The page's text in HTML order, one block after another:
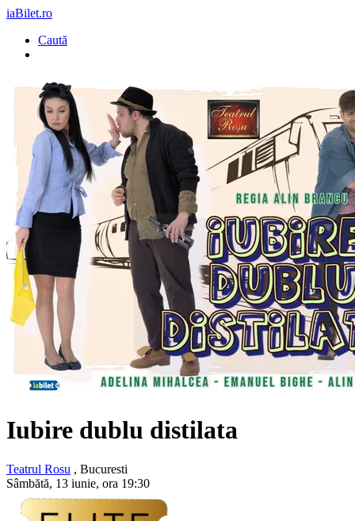
iaBilet.ro
Caută
Iubire dublu distilata
Teatrul Rosu , Bucuresti
Sâmbătă, 13 iunie, ora 19:30